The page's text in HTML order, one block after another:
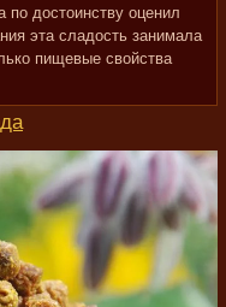
по достоинству оценил
эта сладость занимала
пищевые свойства